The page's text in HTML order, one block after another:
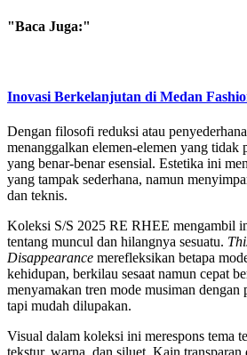
"Baca Juga:"
Inovasi Berkelanjutan di Medan
Dengan filosofi reduksi atau
menanggalkan elemen-elemen yang tidak
yang benar-benar esensial. Estetika ini
yang tampak sederhana, namun
dan teknis.
Koleksi S/S 2025 RE RHEE mengambil
tentang muncul dan hilangnya sesuatu.
Disappearance merefleksikan betapa
kehidupan, berkilau sesaat namun cepat
menyamakan tren mode musiman dengan
tapi mudah dilupakan.
Visual dalam koleksi ini merespons tema
tekstur, warna, dan siluet. Kain transparan